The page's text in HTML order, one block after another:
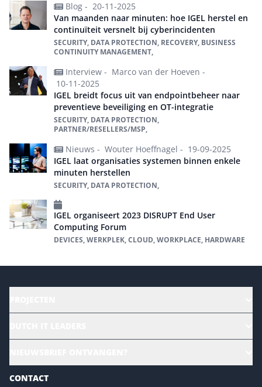
Blog - 20-11-2025
Van maanden naar minuten: hoe IGEL herstel en
continuïteit versnelt bij cyberincidenten
SECURITY, DATA PROTECTION, RECOVERY, BUSINESS
CONTINUITY MANAGEMENT,
Interview - Marco van der Hoeven -
10-11-2025
IGEL breidt focus uit van endpointbeheer naar
preventieve beveiliging en OT-integratie
SECURITY, DATA PROTECTION,
PARTNER/RESELLERS/MSP,
Nieuws - Wouter Hoeffnagel - 19-09-2025
IGEL laat organisaties systemen binnen enkele
minuten herstellen
SECURITY, DATA PROTECTION,
IGEL organiseert 2023 DISRUPT End User
Computing Forum
DEVICES, WERKPLEK, CLOUD, WORKPLACE, HARDWARE
Sustainability | Green IT
Marketing- en contentmogelijkheden 2026
CONTACT